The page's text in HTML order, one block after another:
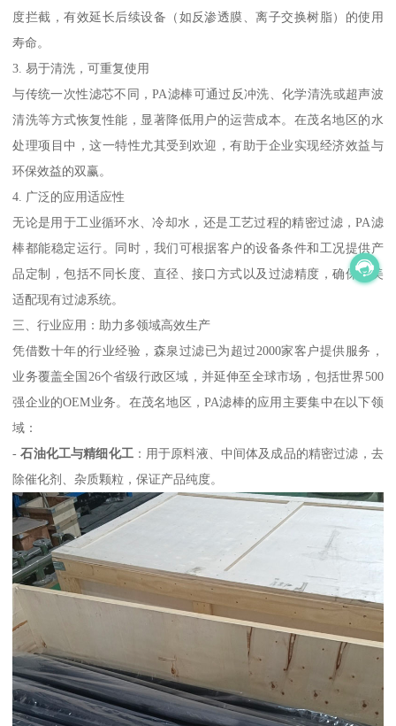
度拦截，有效延长后续设备（如反渗透膜、离子交换树脂）的使用
寿命。
3. 易于清洗，可重复使用
与传统一次性滤芯不同，PA滤棒可通过反冲洗、化学清洗或超声波
清洗等方式恢复性能，显著降低用户的运营成本。在茂名地区的水
处理项目中，这一特性尤其受到欢迎，有助于企业实现经济效益与
环保效益的双赢。
4. 广泛的应用适应性
无论是用于工业循环水、冷却水，还是工艺过程的精密过滤，PA滤
棒都能稳定运行。同时，我们可根据客户的设备条件和工况提供产
品定制，包括不同长度、直径、接口方式以及过滤精度，确保完美
适配现有过滤系统。
三、行业应用：助力多领域高效生产
凭借数十年的行业经验，森泉过滤已为超过2000家客户提供服务，
业务覆盖全国26个省级行政区域，并延伸至全球市场，包括世界500
强企业的OEM业务。在茂名地区，PA滤棒的应用主要集中在以下领
域：
-石油化工与精细化工：用于原料液、中间体及成品的精密过滤，去
除催化剂、杂质颗粒，保证产品纯度。